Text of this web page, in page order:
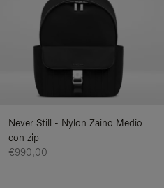
Never Still - Nylon Zaino Medio
con zip
€990,00